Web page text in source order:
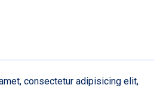
consectetur adipisicing elit,